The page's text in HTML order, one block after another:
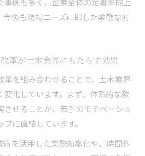
今後も現場ニーズに即した柔軟な対
革が土木業界にもたらす効果
革を組み合わせることで、土木業界
変化しています。まず、体系的な教
させることが、若手のモチベーショ
に直結しています。
術を活用した業務効率化や、時間外